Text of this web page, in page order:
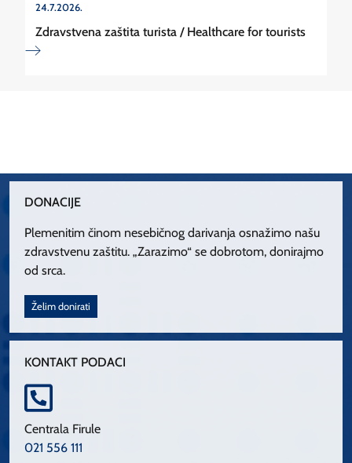
24.7.2026.
Zdravstvena zaštita turista / Healthcare for tourists
DONACIJE
Plemenitim činom nesebičnog darivanja osnažimo našu
zdravstvenu zaštitu. „Zarazimo“ se dobrotom, donirajmo
od srca.
Želim donirati
KONTAKT PODACI
Centrala Firule
021 556 111